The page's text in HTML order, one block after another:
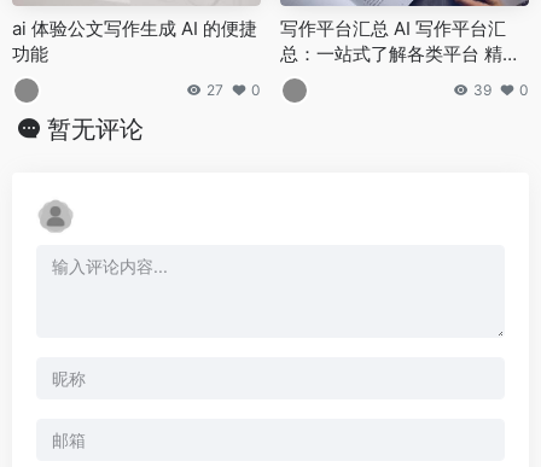
ai 体验公文写作生成 AI 的便捷
功能
27 0
写作平台汇总 AI 写作平台汇
总：一站式了解各类平台 精选
AI 写作平台大盘点，总有一款
适合你
39 0
暂无评论